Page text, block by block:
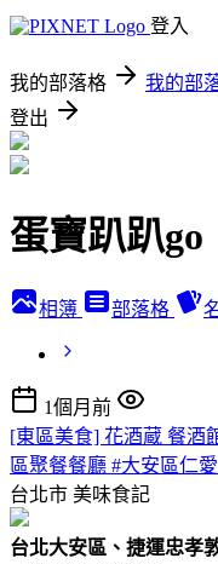
登入
我的部落格 我的部
登出
蛋寶趴趴go
相簿 部落格
1個月前
[東區美食] 花酒蔵 餐酒
區聚餐餐廳 #大安區仁
台北市 美味食記
台北大安區、捷運忠孝